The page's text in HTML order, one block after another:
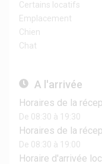
Certains locatifs
Emplacement
Chien
Chat
A l'arrivée
Horaires de la
De 08:30 à 19:30
Horaires de la
De 08:30 à 19:00
Horaire d'arrivée